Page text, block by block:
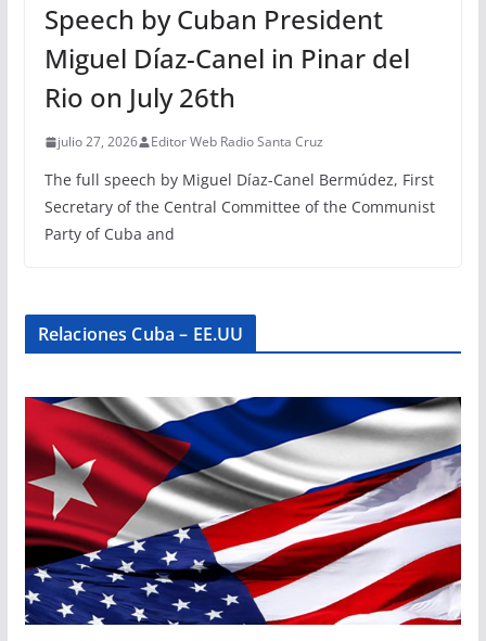
Speech by Cuban President
Miguel Díaz-Canel in Pinar del
Rio on July 26th
julio 27, 2026 Editor Web Radio Santa Cruz
The full speech by Miguel Díaz-Canel Bermúdez, First
Secretary of the Central Committee of the Communist
Party of Cuba and
Relaciones Cuba – EE.UU